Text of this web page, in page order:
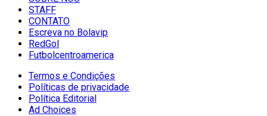
STAFF
CONTATO
Escreva no Bolavip
RedGol
Futbolcentroamerica
Termos e Condições
Políticas de privacidade
Política Editorial
Ad Choices